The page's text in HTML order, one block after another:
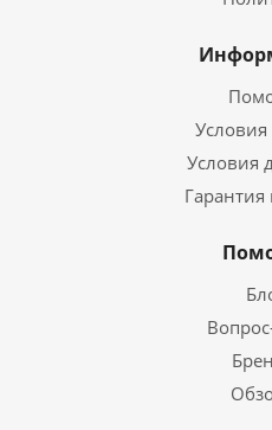
Условия
Гарантия